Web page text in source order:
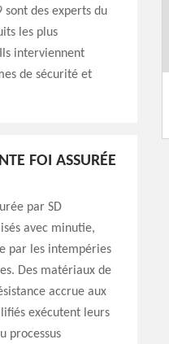
sont des experts du
les plus
interviennent
de sécurité et
FOI ASSURÉE
par SD
avec minutie,
par les intempéries
Des matériaux de
accrue aux
exécutent leurs
processus